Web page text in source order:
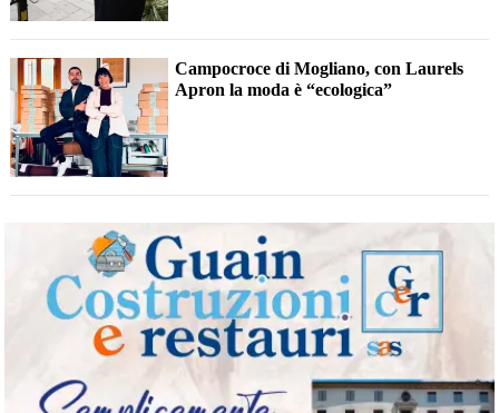
Campocroce di Mogliano, con Laurels
Apron la moda è “ecologica”